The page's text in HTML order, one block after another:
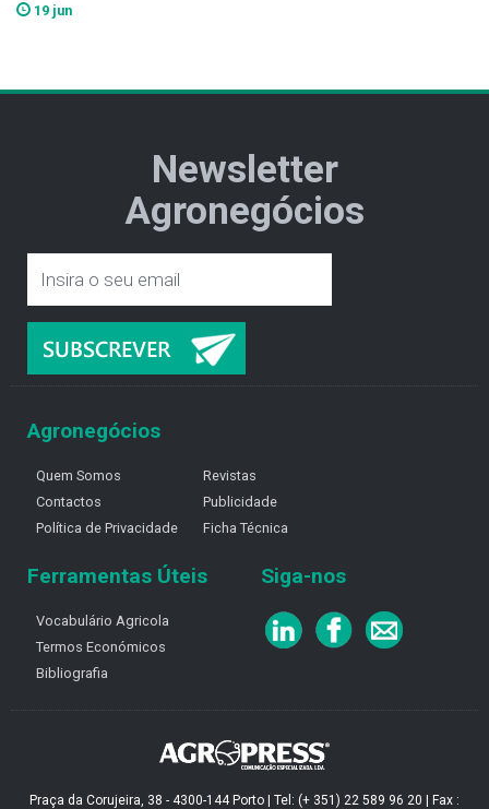
19 jun
Newsletter
Agronegócios
Agronegócios
Quem Somos
Contactos
Política de Privacidade
Revistas
Publicidade
Ficha Técnica
Ferramentas Úteis
Vocabulário Agricola
Termos Económicos
Bibliografia
Siga-nos
Praça da Corujeira, 38 - 4300-144 Porto | Tel: (+ 351) 22 589 96 20 | Fax :